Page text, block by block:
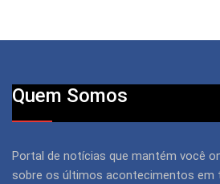
Quem Somos
Portal de notícias que mantém você
sobre os últimos acontecimentos em